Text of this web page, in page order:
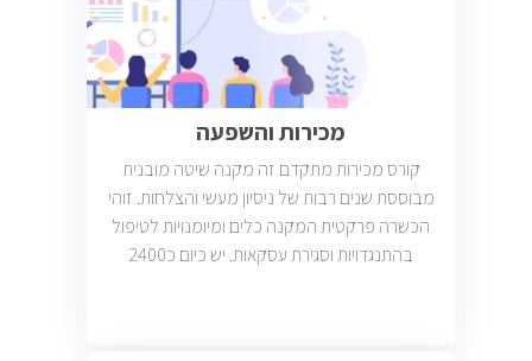
מכירות והשפעה
קורס מכירות מתקדם זה מקנה שיטה מובנית
מבוססת שנים רבות של ניסיון מעשי והצלחות. זוהי
הכשרה פרקטית המקנה כלים ומיומנויות לטיפול
בהתנגדויות וסגירת עסקאות. יש כיום כ2400